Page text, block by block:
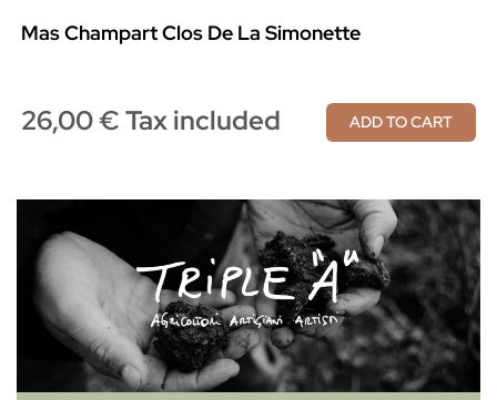
Mas Champart Clos De La Simonette
26,00 € Tax included ADD TO CART